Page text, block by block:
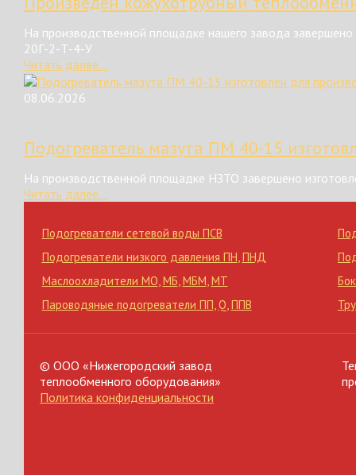
На производственной площадке нашего завода
20Г-2-Т-4-У
Читать далее...
08.06.2026
Подогреватель мазута ПМ 40-15
На производственной площадке НЗТО завершено
Читать далее...
Подогреватели сетевой воды ПСВ
Подогреватели низкого давления ПН,ПНД
Маслоохладители МО,МБ,МБМ,МТ
Пароводяные подогреватели ПП,Q,ППВ
© ООО «Нижегородский завод
теплообменного оборудования»
Политика конфиденциальности